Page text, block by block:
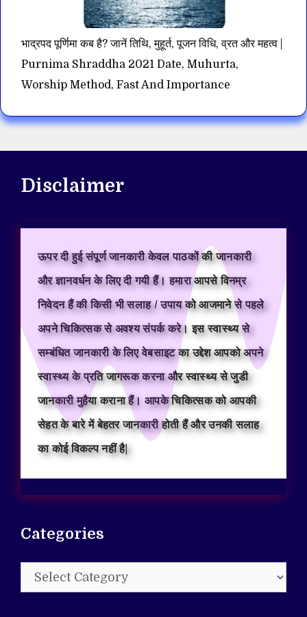
भाद्रपद पूर्णिमा कब है? जानें तिथि, मुहूर्त, पूजन विधि, व्रत और महत्व |
Purnima Shraddha 2021 Date, Muhurta,
Worship Method, Fast And Importance
Disclaimer
ऊपर दी हुई संपूर्ण जानकारी केवल पाठकों की जानकारी
और ज्ञानवर्धन के लिए दी गयी हैं। हमारा आपसे विनम्र
निवेदन हैं की किसी भी सलाह / उपाय को आजमाने से पहले
अपने चिकित्सक से अवश्य संपर्क करे। इस स्वास्थ्य से
सम्बंधित जानकारी के लिए वेबसाइट का उद्देश आपको अपने
स्वास्थ्य के प्रति जागरूक करना और स्वास्थ्य से जुडी
जानकारी मुहैया कराना हैं। आपके चिकित्सक को आपकी
सेहत के बारे में बेहतर जानकारी होती हैं और उनकी सलाह
का कोई विकल्प नहीं है|
Categories
Categories